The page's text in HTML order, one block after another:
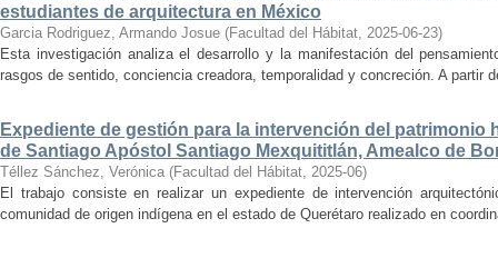
estudiantes de arquitectura en México
Garcia Rodriguez, Armando Josue (Facultad del Hábitat, 2025-06-23)
Esta investigación analiza el desarrollo y la manifestación del
rasgos de sentido, conciencia creadora, temporalidad y concreción. A partir
Expediente de gestión para la intervención del patrimonio
de Santiago Apóstol Santiago Mexquititlán, Amealco de
Téllez Sánchez, Verónica (Facultad del Hábitat, 2025-06)
El trabajo consiste en realizar un expediente de intervención
comunidad de origen indígena en el estado de Querétaro realizado en